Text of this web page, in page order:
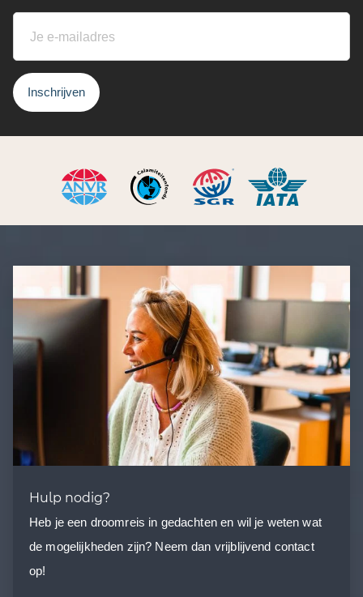
Inschrijven
Hulp nodig?
Heb je een droomreis in gedachten en wil je weten wat
de mogelijkheden zijn? Neem dan vrijblijvend contact
op!